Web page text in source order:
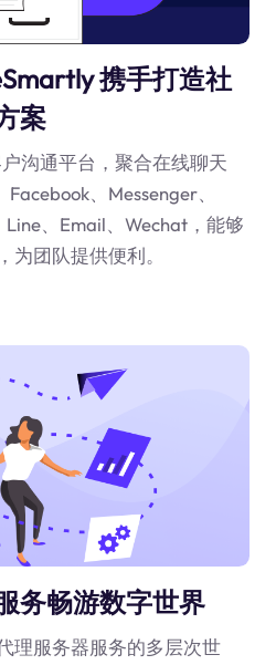
携手打造社
案
沟通平台，聚合在线聊天
、Messenger、
、Email、Wechat，能够
为团队提供便利。
务畅游数字世界
理服务器服务的多层次世